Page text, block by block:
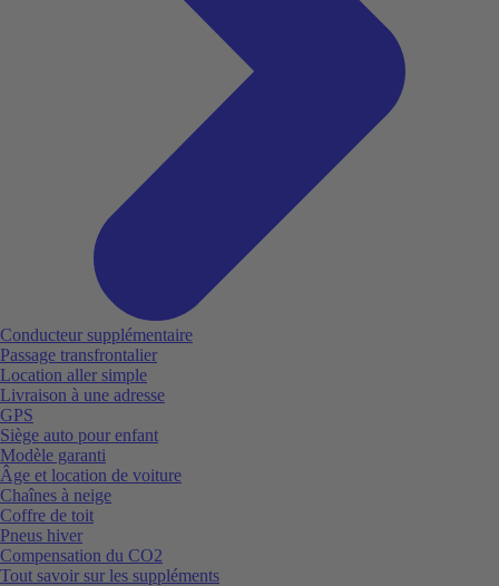
Conducteur supplémentaire
Passage transfrontalier
Location aller simple
Livraison à une adresse
GPS
Siège auto pour enfant
Modèle garanti
Âge et location de voiture
Chaînes à neige
Coffre de toit
Pneus hiver
Compensation du CO2
Tout savoir sur les suppléments